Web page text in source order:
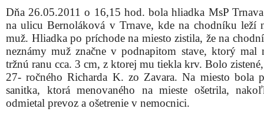
Dňa 26.05.2011 o 16,15 hod. bola hliadka MsP
na ulicu Bernoláková v Trnave, kde na chodníku leží
muž. Hliadka po príchode na miesto zistila, že na
neznámy muž značne v podnapitom stave, ktorý mal
tržnú ranu cca. 3 cm, z ktorej mu tiekla krv. Bolo
27- ročného Richarda K. zo Zavara. Na miesto bola
sanitka, ktorá menovaného na mieste ošetrila,
odmietal prevoz a ošetrenie v nemocnici.